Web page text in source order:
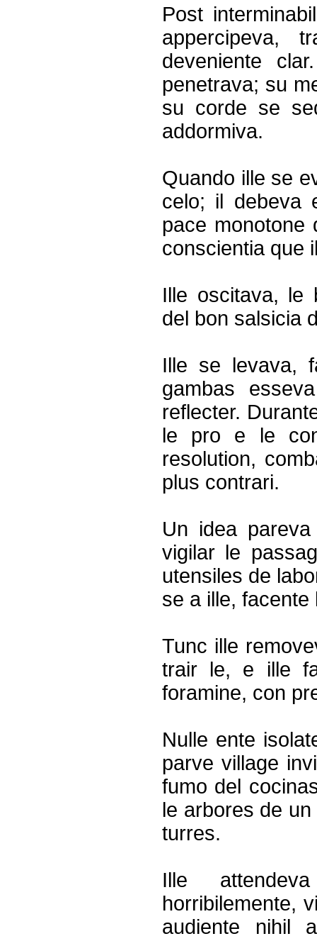
Post
appercipeva,
deveniente
penetrava; su
su corde se
addormiva.
Quando ille se
celo; il debeva
pace monotone
conscientia que
Ille oscitava, le
del bon salsicia
Ille se levava,
gambas
reflecter.
le pro e le
resolution,
plus contrari.
Un idea
vigilar le
utensiles de
se a ille,
Tunc ille
trair le, e ille
foramine, con
Nulle ente
parve village
fumo del
le arbores de
turres.
Ille
horribilemente,
audiente nihil